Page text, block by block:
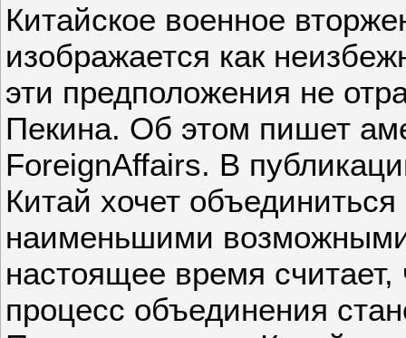
Китайское военное
изображается как
эти предположения не
Пекина. Об этом пишет
ForeignАffairs. В
Китай хочет
наименьшими
настоящее время
процесс объединения